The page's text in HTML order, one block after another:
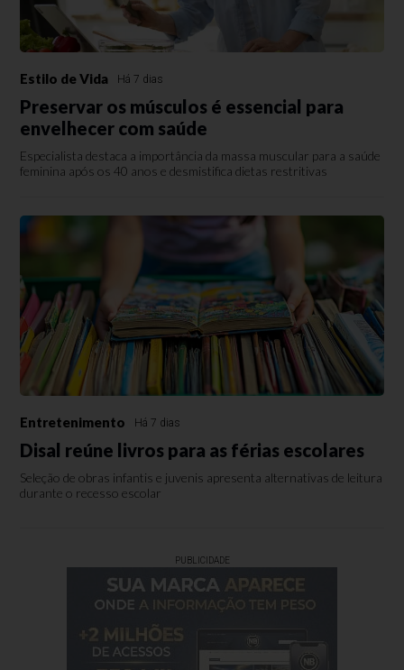
Estilo de Vida Há 7 dias
Preservar os músculos é essencial para
envelhecer com saúde
Especialista destaca a importância da massa muscular para a saúde
feminina após os 40 anos e desmistifica dietas restritivas
Entretenimento Há 7 dias
Disal reúne livros para as férias escolares
Seleção de obras infantis e juvenis apresenta alternativas de leitura
durante o recesso escolar
PUBLICIDADE